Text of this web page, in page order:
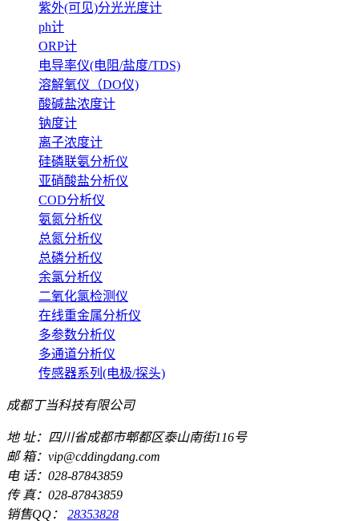
紫外(可见)分光光度计
ph计
ORP计
电导率仪(电阻/盐度/TDS)
溶解氧仪（DO仪)
酸碱盐浓度计
钠度计
离子浓度计
硅磷联氨分析仪
亚硝酸盐分析仪
COD分析仪
氨氮分析仪
总氮分析仪
总磷分析仪
余氯分析仪
二氧化氯检测仪
在线重金属分析仪
多参数分析仪
多通道分析仪
传感器系列(电极/探头)
成都丁当科技有限公司
地 址：四川省成都市郫都区泰山南街116号
邮 箱：vip@cddingdang.com
电 话：028-87843859
传 真：028-87843859
销售QQ： 28353828